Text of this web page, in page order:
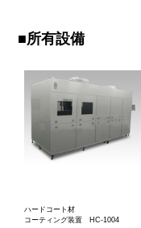
■所有設備
ハードコート材
コーティング装置 HC-1004